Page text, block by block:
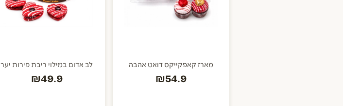
מארז קאפקייקס דואט אהבה
₪54.9
לב אדום במילוי ריבת פירות יער
₪49.9